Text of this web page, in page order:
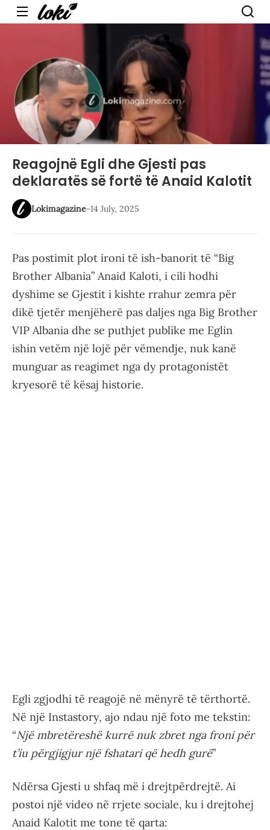
Menu
Reagojnë Egli dhe Gjesti pas
deklaratës së fortë të Anaid Kalotit
Lokimagazine-14 July, 2025
Pas postimit plot ironi të ish-banorit të “Big
Brother Albania” Anaid Kaloti, i cili hodhi
dyshime se Gjestit i kishte rrahur zemra për
dikë tjetër menjëherë pas daljes nga Big Brother
VIP Albania dhe se puthjet publike me Eglin
ishin vetëm një lojë për vëmendje, nuk kanë
munguar as reagimet nga dy protagonistët
kryesorë të kësaj historie.
Egli zgjodhi të reagojë në mënyrë të tërthortë.
Në një Instastory, ajo ndau një foto me tekstin:
“Një mbretëreshë kurrë nuk zbret nga froni për
t’iu përgjigjur një fshatari që hedh gurë”
Ndërsa Gjesti u shfaq më i drejtpërdrejtë. Ai
postoi një video në rrjete sociale, ku i drejtohej
Anaid Kalotit me tone të qarta: